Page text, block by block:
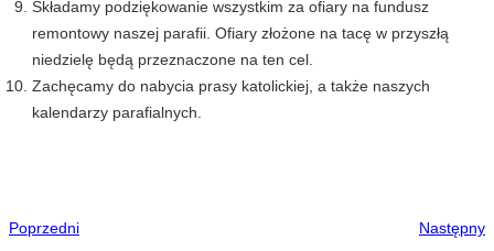
Składamy podziękowanie wszystkim za ofiary na fundusz
remontowy naszej parafii. Ofiary złożone na tacę w przyszłą
niedzielę będą przeznaczone na ten cel.
Zachęcamy do nabycia prasy katolickiej, a także naszych
kalendarzy parafialnych.
Poprzedni Następny